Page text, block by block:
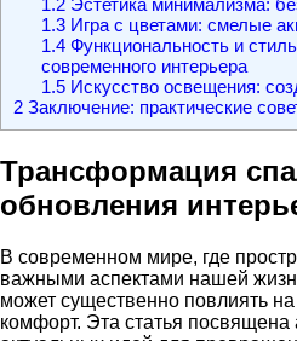
1.2Эстетика минимализма:
1.3Игра с цветами: смелые
1.4Функциональность и
современного интерьера
1.5Искусство освещения:
2 Заключение: практические
Трансформация
обновления
В современном мире, где
важными аспектами нашей
может существенно повлиять
комфорт. Эта статья